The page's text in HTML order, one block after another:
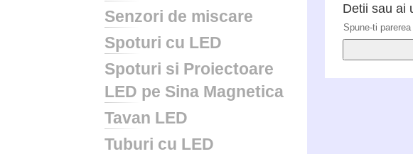
Senzori de miscare
Spoturi cu LED
Spoturi si Proiectoare
LED pe Sina Magnetica
Tavan LED
Tuburi cu LED
Detii sau ai
Spune-ti